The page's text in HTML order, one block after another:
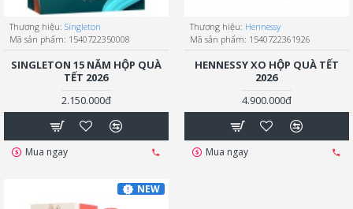
Thương hiệu: Singleton
Mã sản phẩm: 1540722350008
SINGLETON 15 NĂM HỘP QUÀ
TẾT 2026
2.150.000đ
Mua ngay
Thương hiệu: Hennessy
Mã sản phẩm: 1540722361926
HENNESSY XO HỘP QUÀ TẾT
2026
4.900.000đ
Mua ngay
NEW